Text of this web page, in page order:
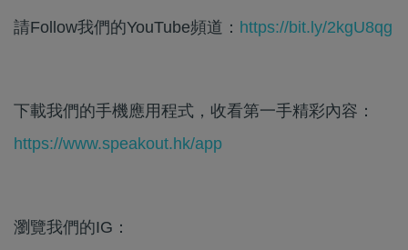
請Follow我們的YouTube頻道： https://bit.ly/2kgU8qg
下載我們的手機應用程式，收看第一手精彩內容：
https://www.speakout.hk/app
瀏覽我們的IG：